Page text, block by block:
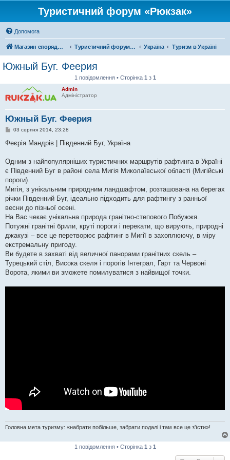
Туристичний форум «Рюкзак»
Допомога
Магазин спорядження Туристичний форум «Рюкзак» Україна Туризм в Україні
Южный Буг. Феерия
1 повідомлення • Сторінка 1 з 1
Admin
Адміністратор
Южный Буг. Феерия
П
в
о
м
л
е
н
н
я
03 серпня 2014, 23:28
Феєрія Мандрів | Південний Буг, Україна
Одним з найпопулярніших туристичних маршрутів рафтинга в Україні
є Південний Буг в районі села Мигія Миколаївської області (Мигійські
пороги).
Мигія, з унікальним природним ландшафтом, розташована на берегах
річки Південний Буг, ідеально підходить для рафтингу з ранньої
весни до пізньої осені.
На Вас чекає унікальна природа гранітно-степового Побужжя.
Потужні гранітні брили, круті пороги і перекати, що вирують, природні
джакузі – все це перетворює рафтинг в Мигії в захоплюючу, в міру
екстремальну пригоду.
Ви будете в захваті від величної панорами гранітних скель –
Турецький стіл, Висока скеля і порогів Інтеграл, Гарт та Червоні
Ворота, якими ви зможете помилуватися з найвищої точки.
Головна мета туризму: «набрати побільше, забрати подалі і там все це з'їсти»!
1 повідомлення • Сторінка 1 з 1